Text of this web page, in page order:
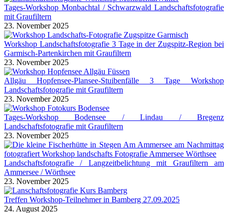
Tages-Workshop Monbachtal / Schwarzwald Landschaftsfotografie
mit Graufiltern
23. November 2025
Workshop Landschaftsfotografie 3 Tage in der Zugspitz-Region bei
Garmisch-Partenkirchen mit Graufiltern
23. November 2025
Allgäu Hopfensee-Plansee-Stuibenfälle 3 Tage Workshop
Landschaftsfotografie mit Graufiltern
23. November 2025
Tages-Workshop Bodensee / Lindau / Bregenz
Landschaftsfotografie mit Graufiltern
23. November 2025
Landschaftsfotografie / Langzeitbelichtung mit Graufiltern am
Ammersee / Wörthsee
23. November 2025
Treffen Workshop-Teilnehmer in Bamberg 27.09.2025
24. August 2025